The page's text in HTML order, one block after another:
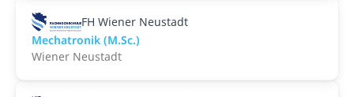
FH Wiener Neustadt
Mechatronik (M.Sc.)
Wiener Neustadt